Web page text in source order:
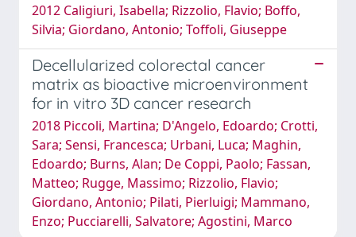
2012 Caligiuri, Isabella; Rizzolio, Flavio; Boffo,
Silvia; Giordano, Antonio; Toffoli, Giuseppe
Decellularized colorectal cancer
matrix as bioactive microenvironment
for in vitro 3D cancer research
2018 Piccoli, Martina; D'Angelo, Edoardo; Crotti,
Sara; Sensi, Francesca; Urbani, Luca; Maghin,
Edoardo; Burns, Alan; De Coppi, Paolo; Fassan,
Matteo; Rugge, Massimo; Rizzolio, Flavio;
Giordano, Antonio; Pilati, Pierluigi; Mammano,
Enzo; Pucciarelli, Salvatore; Agostini, Marco